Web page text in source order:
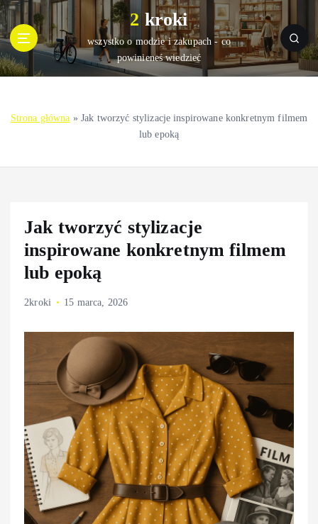
S
k
i
p
t
e
2 kroki
wszystko o modzie i zakupach - co
powinieneś wiedzieć
Strona główna » Jak tworzyć stylizacje inspirowane konkretnym filmem
lub epoką
Jak tworzyć stylizacje
inspirowane konkretnym filmem
lub epoką
2kroki 15 marca, 2026